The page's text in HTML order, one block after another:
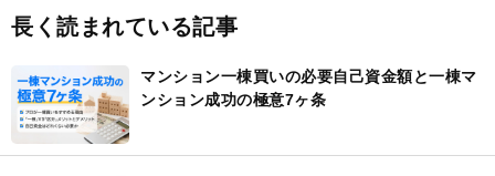
長く読まれている記事
マンション一棟買いの必要自己資金額と一棟マ
ンション成功の極意7ヶ条